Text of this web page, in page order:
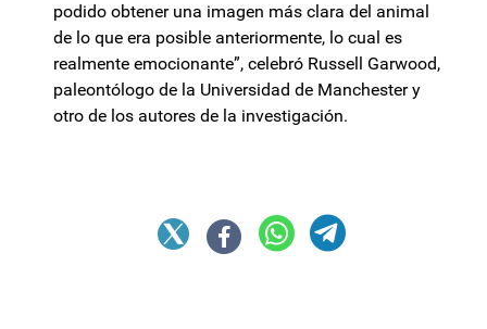
podido obtener una imagen más clara del animal
de lo que era posible anteriormente, lo cual es
realmente emocionante”, celebró Russell Garwood,
paleontólogo de la Universidad de Manchester y
otro de los autores de la investigación.